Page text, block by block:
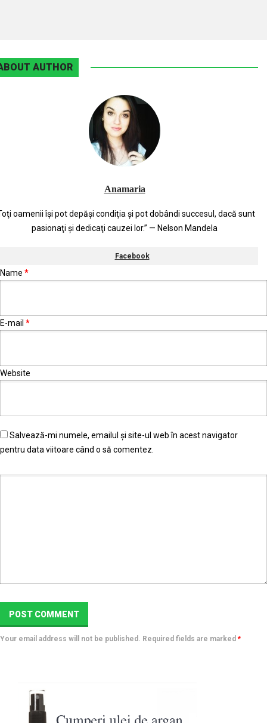
AUTHOR
Anamaria
oamenii îşi pot depăşi condiţia şi pot dobândi succesul, dacă sunt
pasionaţi şi dedicaţi cauzei lor.” — Nelson Mandela
Facebook
Name *
E-mail *
Website
Salvează-mi numele, emailul și site-ul web în acest navigator
pentru data viitoare când o să comentez.
Your email address will not be published. Required fields are marked *